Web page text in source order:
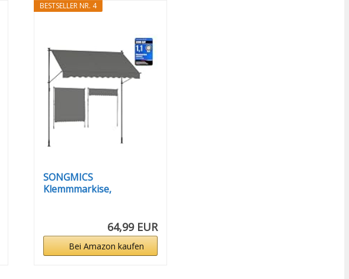
BESTSELLER NR. 4
SONGMICS
Klemmmarkise,
64,99 EUR
Bei Amazon kaufen